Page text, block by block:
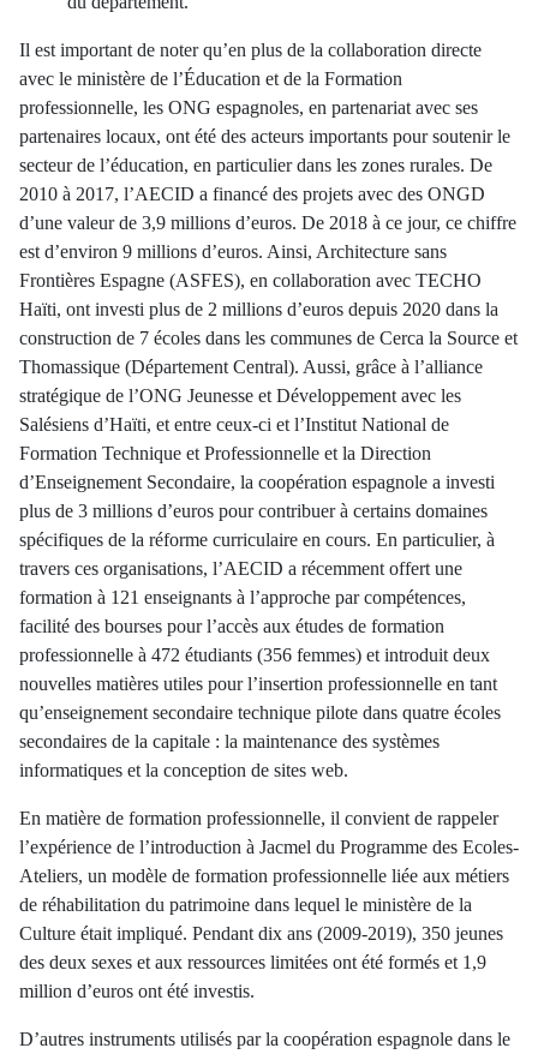
Il est important de noter qu’en plus de la collaboration directe
avec le ministère de l’Éducation et de la Formation
professionnelle, les ONG espagnoles, en partenariat avec ses
partenaires locaux, ont été des acteurs importants pour soutenir le
secteur de l’éducation, en particulier dans les zones rurales. De
2010 à 2017, l’AECID a financé des projets avec des ONGD
d’une valeur de 3,9 millions d’euros. De 2018 à ce jour, ce chiffre
est d’environ 9 millions d’euros. Ainsi, Architecture sans
Frontières Espagne (ASFES), en collaboration avec TECHO
Haïti, ont investi plus de 2 millions d’euros depuis 2020 dans la
construction de 7 écoles dans les communes de Cerca la Source et
Thomassique (Département Central). Aussi, grâce à l’alliance
stratégique de l’ONG Jeunesse et Développement avec les
Salésiens d’Haïti, et entre ceux-ci et l’Institut National de
Formation Technique et Professionnelle et la Direction
d’Enseignement Secondaire, la coopération espagnole a investi
plus de 3 millions d’euros pour contribuer à certains domaines
spécifiques de la réforme curriculaire en cours. En particulier, à
travers ces organisations, l’AECID a récemment offert une
formation à 121 enseignants à l’approche par compétences,
facilité des bourses pour l’accès aux études de formation
professionnelle à 472 étudiants (356 femmes) et introduit deux
nouvelles matières utiles pour l’insertion professionnelle en tant
qu’enseignement secondaire technique pilote dans quatre écoles
secondaires de la capitale : la maintenance des systèmes
informatiques et la conception de sites web.
En matière de formation professionnelle, il convient de rappeler
l’expérience de l’introduction à Jacmel du Programme des Ecoles-
Ateliers, un modèle de formation professionnelle liée aux métiers
de réhabilitation du patrimoine dans lequel le ministère de la
Culture était impliqué. Pendant dix ans (2009-2019), 350 jeunes
des deux sexes et aux ressources limitées ont été formés et 1,9
million d’euros ont été investis.
D’autres instruments utilisés par la coopération espagnole dans le